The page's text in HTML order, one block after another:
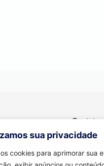
sua privacidade
cookies para aprimorar sua
Contato
Se você